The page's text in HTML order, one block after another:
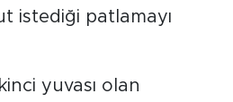
istediği patlamayı
yuvası olan